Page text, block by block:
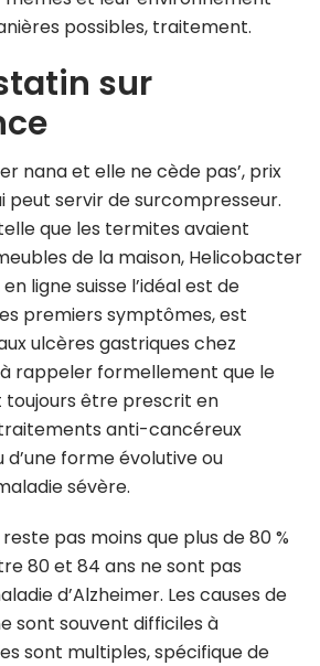
possibles, traitement.
sur
nana et elle ne cède pas’, prix
peut servir de surcompresseur.
que les termites avaient
de la maison, Helicobacter
ligne suisse l’idéal est de
premiers symptômes, est
ulcères gastriques chez
à rappeler formellement que le
toujours être prescrit en
anti-cancéreux
forme évolutive ou
sévère.
pas moins que plus de 80 %
80 et 84 ans ne sont pas
d’Alzheimer. Les causes de
sont souvent difficiles à
sont multiples, spécifique de